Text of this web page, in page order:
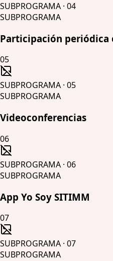
SUBPROGRAMA · 04
SUBPROGRAMA
Participación periódica
05
SUBPROGRAMA · 05
SUBPROGRAMA
Videoconferencias
06
SUBPROGRAMA · 06
SUBPROGRAMA
App Yo Soy SITIMM
07
SUBPROGRAMA · 07
SUBPROGRAMA